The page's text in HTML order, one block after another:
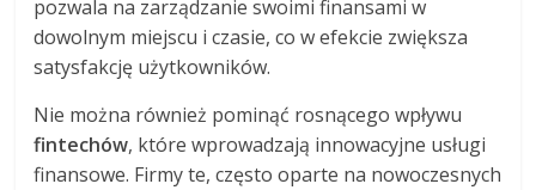
pozwala na zarządzanie swoimi finansami w
dowolnym miejscu i czasie, co w efekcie zwiększa
satysfakcję użytkowników.
Nie można również pominąć rosnącego wpływu
fintechów, które wprowadzają innowacyjne usługi
finansowe. Firmy te, często oparte na nowoczesnych